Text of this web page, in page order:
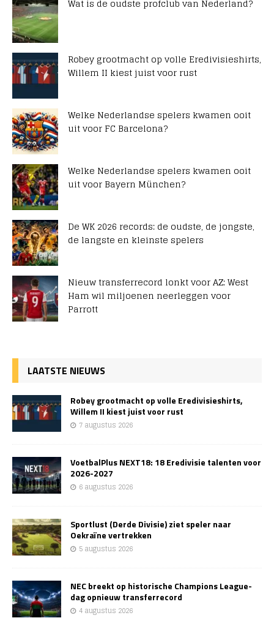
Wat is de oudste profclub van Nederland?
Robey grootmacht op volle Eredivisieshirts,
Willem II kiest juist voor rust
Welke Nederlandse spelers kwamen ooit
uit voor FC Barcelona?
Welke Nederlandse spelers kwamen ooit
uit voor Bayern München?
De WK 2026 records: de oudste, de jongste,
de langste en kleinste spelers
Nieuw transferrecord lonkt voor AZ: West
Ham wil miljoenen neerleggen voor
Parrott
LAATSTE NIEUWS
Robey grootmacht op volle Eredivisieshirts,
Willem II kiest juist voor rust
7 augustus 2026
VoetbalPlus NEXT18: 18 Eredivisie talenten voor
2026-2027
6 augustus 2026
Sportlust (Derde Divisie) ziet speler naar
Oekraïne vertrekken
5 augustus 2026
NEC breekt op historische Champions League-
dag opnieuw transferrecord
4 augustus 2026